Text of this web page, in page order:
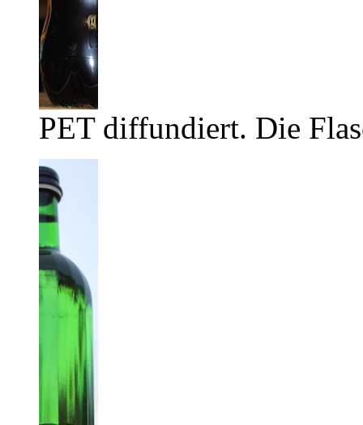
PET diffundiert. Die